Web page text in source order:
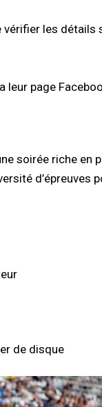
vérifier les détails
leur page
soirée riche en
d’épreuves
de disque